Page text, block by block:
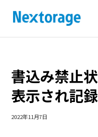
書込み禁止
表示され記
2022年11月7日